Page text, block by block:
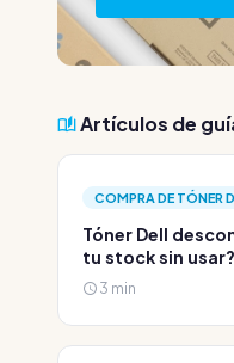
Artículos de
COMPRA DE TÓNER
Tóner Dell
tu stock sin usar?
3 min